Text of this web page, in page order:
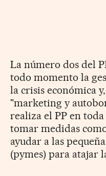
La número dos del
todo momento la
la crisis económica
"marketing y
realiza el PP en
tomar medidas
ayudar a las
(pymes) para atajar